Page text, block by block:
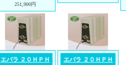
251,900円
エバラ ２０ＨＰＨ
エバラ ２０ＨＰＨ